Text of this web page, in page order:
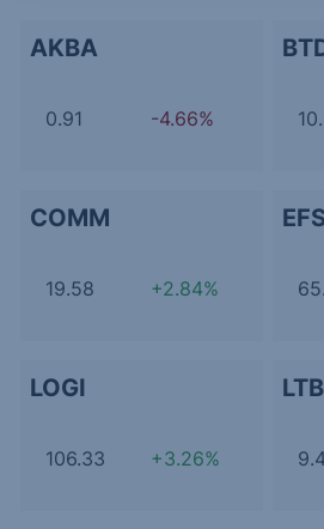
AKBA
0.91 -4.66%
COMM
19.58 +2.84%
LOGI
106.33 +3.26%